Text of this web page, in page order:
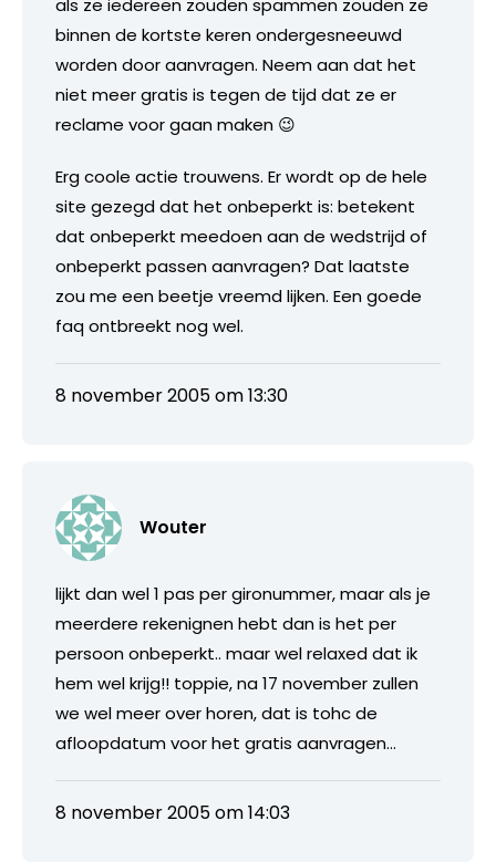
als ze iedereen zouden spammen zouden ze
binnen de kortste keren ondergesneeuwd
worden door aanvragen. Neem aan dat het
niet meer gratis is tegen de tijd dat ze er
reclame voor gaan maken 😉
Erg coole actie trouwens. Er wordt op de hele
site gezegd dat het onbeperkt is: betekent
dat onbeperkt meedoen aan de wedstrijd of
onbeperkt passen aanvragen? Dat laatste
zou me een beetje vreemd lijken. Een goede
faq ontbreekt nog wel.
8 november 2005 om 13:30
Wouter
lijkt dan wel 1 pas per gironummer, maar als je
meerdere rekenignen hebt dan is het per
persoon onbeperkt.. maar wel relaxed dat ik
hem wel krijg!! toppie, na 17 november zullen
we wel meer over horen, dat is tohc de
afloopdatum voor het gratis aanvragen…
8 november 2005 om 14:03